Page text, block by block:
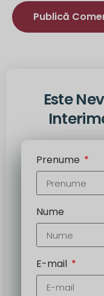
Este
Prenume
Nume
E-mail